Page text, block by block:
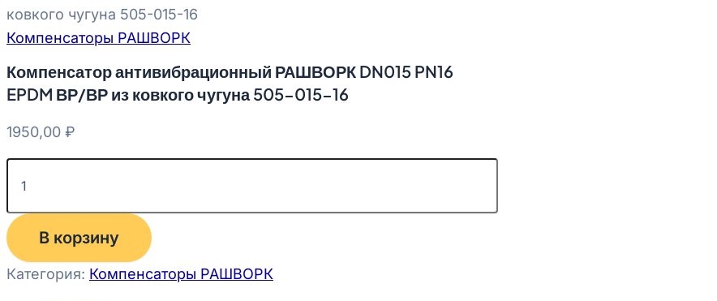
ковкого чугуна 505-015-16
Компенсаторы РАШВОРК
Компенсатор антивибрационный РАШВОРК DN015 PN16
EPDM ВР/ВР из ковкого чугуна 505-015-16
1950,00 ₽
В корзину
Категория: Компенсаторы РАШВОРК